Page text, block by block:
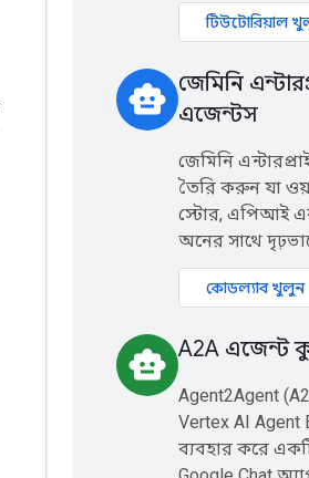
টিউটোরিয়াল
smart_toy জেমিনি
এজেন্টস
জেমিনি
তৈরি করুন যা
স্টোর, এপিআই
অনের সাথে
কোডল্যাব খুলুন
smart_toy A2A এজেন্ট
Agent2Agent
Vertex AI Agent
ব্যবহার করে